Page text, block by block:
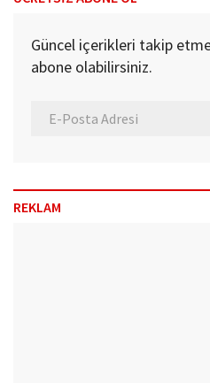
Güncel içerikleri takip
abone olabilirsiniz.
REKLAM